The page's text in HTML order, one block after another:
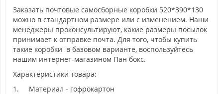
Заказать почтовые самосборные коробки 520*390*130
можно в стандартном размере или с изменением. Наши
менеджеры проконсультируют, какие размеры посылок
принимает к отправке почта. Для того, чтобы купить
такие коробки в базовом варианте, воспользуйтесь
нашим интернет-магазином Пан бокс.
Характеристики товара:
1.
Материал - гофрокартон